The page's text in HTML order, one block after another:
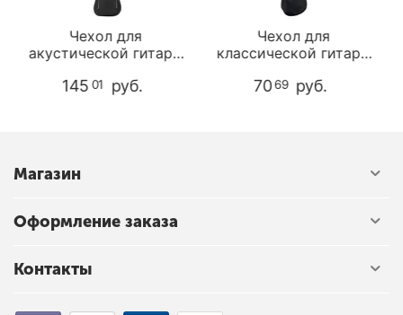
Чехол для
классической гитары
7069 руб.
Чехол для
электрогитары Music
14501
Магазин
Оформление заказа
Контакты